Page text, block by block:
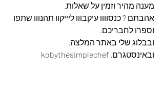
מענה מהיר וזמין על שאלות.
אהבתם ? כנסוווו עיקבווו ליייקוו תהנווו שתפו
וספרו לחבריכם.
ובבלוג שלי באתר המלצה.
ובאינסטגרם. kobythesimplechef